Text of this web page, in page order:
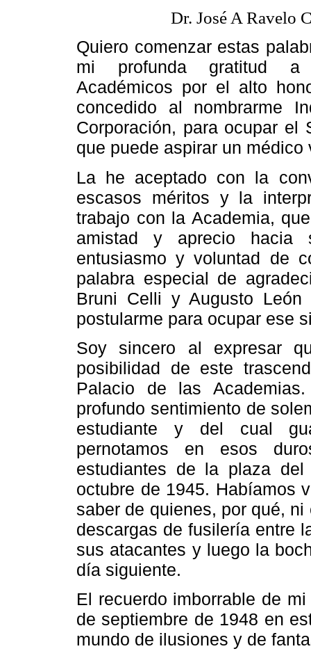
Dr. José A Ravelo
Quiero comenzar estas
mi profunda gratitud a
Académicos por el alto
concedido al nombrarme
Corporación, para ocupar
que puede aspirar un médico
La he aceptado con la
escasos méritos y la
trabajo con la Academia,
amistad y aprecio hacia
entusiasmo y voluntad de
palabra especial de
Bruni Celli y Augusto León
postularme para ocupar ese
Soy sincero al expresar
posibilidad de este
Palacio de las
profundo sentimiento de
estudiante y del cual
pernotamos en esos
estudiantes de la plaza
octubre de 1945. Habíamos
saber de quienes, por qué,
descargas de fusilería entre
sus atacantes y luego la
día siguiente.
El recuerdo imborrable de
de septiembre de 1948 en
mundo de ilusiones y de